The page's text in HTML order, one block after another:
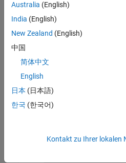
keine
offenen
Stellen
können,
die
Ihren
entsprechen,
werden
unseres
Australia (English)
India (English)
New Zealand (English)
中国
简体中文
English
日本 (日本語)
한국 (한국어)
Kontakt zu Ihrer lokalen